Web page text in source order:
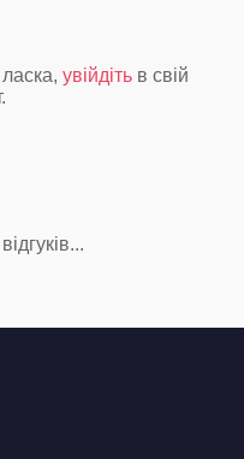
увійдіть в свій